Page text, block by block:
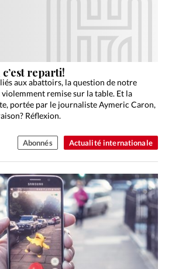
Actualité internationale
reparti!
aux abattoirs, la question de notre
remise sur la table. Et la
portée par le journaliste Aymeric Caron,
Réflexion.
Abonnés